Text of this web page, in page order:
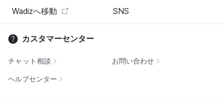
Wadizへ移動
SNS
カスタマーセンター
チャット相談 お問い合わせ
ヘルプセンター